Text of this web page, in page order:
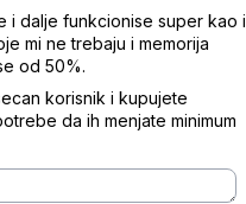
i dalje funkcionise super kao i
mi ne trebaju i memorija
od 50%.
korisnik i kupujete
da ih menjate minimum